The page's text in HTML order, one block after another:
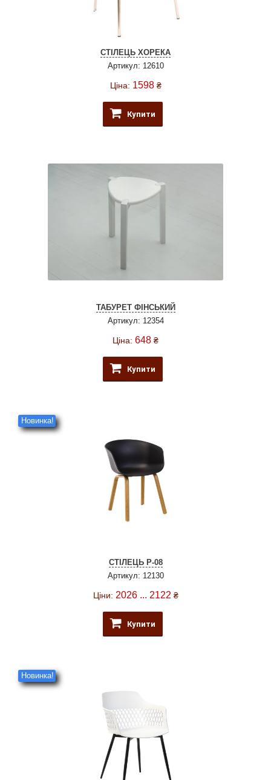
СТІЛЕЦЬ ХОРЕКА
Артикул: 12610
Ціна: 1598 ₴
Купити
ТАБУРЕТ ФІНСЬКИЙ
Артикул: 12354
Ціна: 648 ₴
Купити
Новинка!
СТІЛЕЦЬ P-08
Артикул: 12130
Ціни: 2026 ... 2122 ₴
Купити
Новинка!